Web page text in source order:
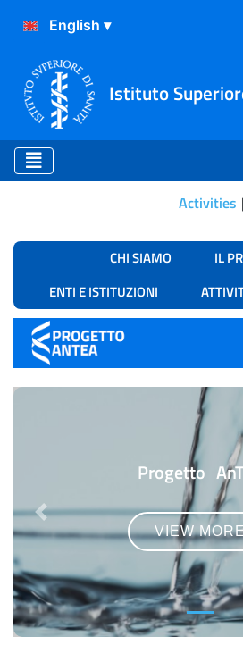
Istituto
Activities
Copertina
CHI SIAMO
IL
ENTI E ISTITUZIONI
Progetto
VIEW
Previous